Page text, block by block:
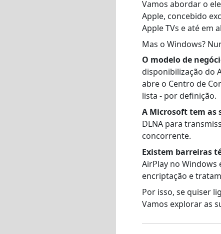
Vamos abordar o
Apple, concebido
Apple TVs e até em
Mas o Windows?
O modelo de
disponibilização do
abre o Centro de
lista - por definição.
A Microsoft tem as
DLNA para
concorrente.
Existem barreiras
AirPlay no
encriptação e
Por isso, se quiser
Vamos explorar as